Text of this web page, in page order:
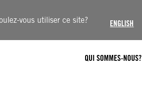
vous utiliser ce site? ENGLISH
QUI SOMMES-NOUS?